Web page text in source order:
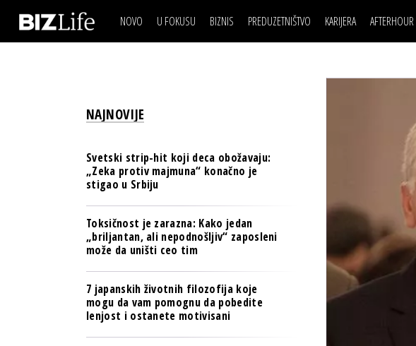
NOVO U FOKUSU BIZNIS
BANKE
TECH I AI
BIZNIS & SPORT
PULS REGIONA
NOVO NA RAFU
PREDUZETNIŠTVO KARIJERA AFTERHOUR
AUTO
IZJAVA DANABIZNIS SCENA
BREND I KOMUNIKACIJE
OSIGURANJE
TECH I AI
PULS REGIONA
POSAO
MOJ UGAO
FILM I
AUTO
NAJNOVIJE
Svetski strip-hit koji deca obožavaju:
„Zeka protiv majmuna“ konačno je
stigao u Srbiju
Toksičnost je zarazna: Kako jedan
„briljantan, ali nepodnošljiv“ zaposleni
može da uništi ceo tim
7 japanskih životnih filozofija koje
mogu da vam pomognu da pobedite
lenjost i ostanete motivisani